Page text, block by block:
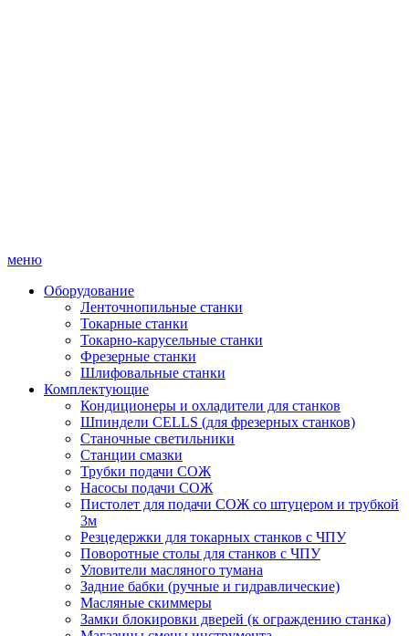
меню
Оборудование
Ленточнопильные станки
Токарные станки
Токарно-карусельные станки
Фрезерные станки
Шлифовальные станки
Комплектующие
Кондиционеры и охладители для станков
Шпиндели CELLS (для фрезерных станков)
Станочные светильники
Станции смазки
Трубки подачи СОЖ
Насосы подачи СОЖ
Пистолет для подачи СОЖ со штуцером и трубкой
3м
Резцедержки для токарных станков с ЧПУ
Поворотные столы для станков с ЧПУ
Уловители масляного тумана
Задние бабки (ручные и гидравлические)
Масляные скиммеры
Замки блокировки дверей (к ограждению станка)